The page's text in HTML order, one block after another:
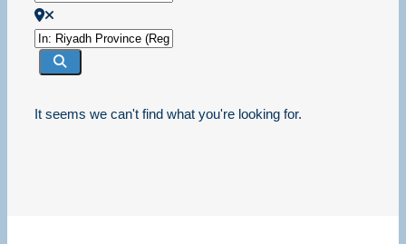
Near
It seems we can't find what you're looking for.